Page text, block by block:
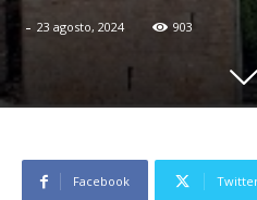
- 23 agosto, 2024 903
Facebook